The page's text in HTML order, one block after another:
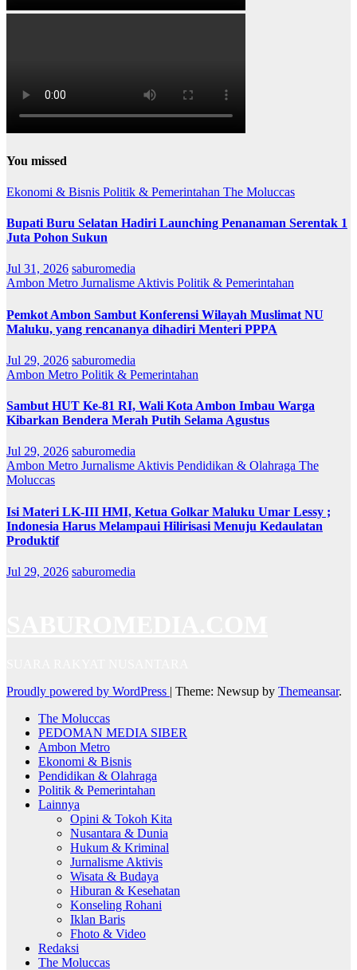
You missed
Ekonomi & Bisnis Politik & Pemerintahan The Moluccas
Bupati Buru Selatan Hadiri Launching Penanaman Serentak 1
Juta Pohon Sukun
Jul 31, 2026 saburomedia
Ambon Metro Jurnalisme Aktivis Politik & Pemerintahan
Pemkot Ambon Sambut Konferensi Wilayah Muslimat NU
Maluku, yang rencananya dihadiri Menteri PPPA
Jul 29, 2026 saburomedia
Ambon Metro Politik & Pemerintahan
Sambut HUT Ke-81 RI, Wali Kota Ambon Imbau Warga
Kibarkan Bendera Merah Putih Selama Agustus
Jul 29, 2026 saburomedia
Ambon Metro Jurnalisme Aktivis Pendidikan & Olahraga The
Moluccas
Isi Materi LK-III HMI, Ketua Golkar Maluku Umar Lessy ;
Indonesia Harus Melampaui Hilirisasi Menuju Kedaulatan
Produktif
Jul 29, 2026 saburomedia
Proudly powered by WordPress | Theme: Newsup by Themeansar.
The Moluccas
PEDOMAN MEDIA SIBER
Ambon Metro
Ekonomi & Bisnis
Pendidikan & Olahraga
Politik & Pemerintahan
Lainnya
Opini & Tokoh Kita
Nusantara & Dunia
Hukum & Kriminal
Jurnalisme Aktivis
Wisata & Budaya
Hiburan & Kesehatan
Konseling Rohani
Iklan Baris
Fhoto & Video
Redaksi
The Moluccas